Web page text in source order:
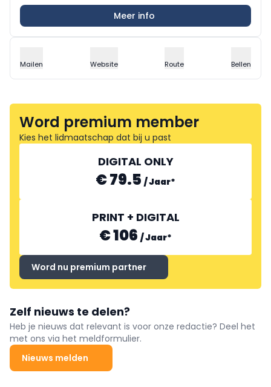
Meer info
Mailen Website Route Bellen
Word premium member
Kies het lidmaatschap dat bij u past
DIGITAL ONLY
€ 79.5 /Jaar*
PRINT + DIGITAL
€ 106 /Jaar*
Word nu premium partner
Zelf nieuws te delen?
Heb je nieuws dat relevant is voor onze redactie? Deel het
met ons via het meldformulier.
Nieuws melden